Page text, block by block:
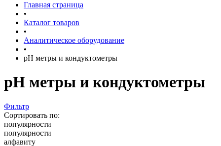
Главная страница
•
Каталог товаров
•
Аналитическое оборудование
•
pH метры и кондуктометры
pH метры и кондуктометры
Фильтр
Сортировать по:
популярности
популярности
алфавиту